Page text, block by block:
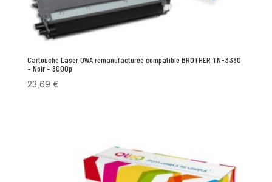
Cartouche Laser OWA remanufacturée compatible BROTHER TN-3380
– Noir – 8000p
23,69 €